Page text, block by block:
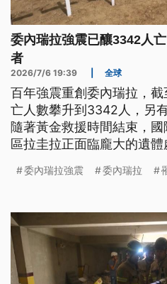
委內瑞拉強震已釀3342人
者
2026/7/6 19:39 全球
百年強震重創委內瑞拉，
亡人數攀升到3342人，另
隨著黃金救援時間結束，
區拉圭拉正面臨龐大的遺
委內瑞拉強震 委內瑞拉